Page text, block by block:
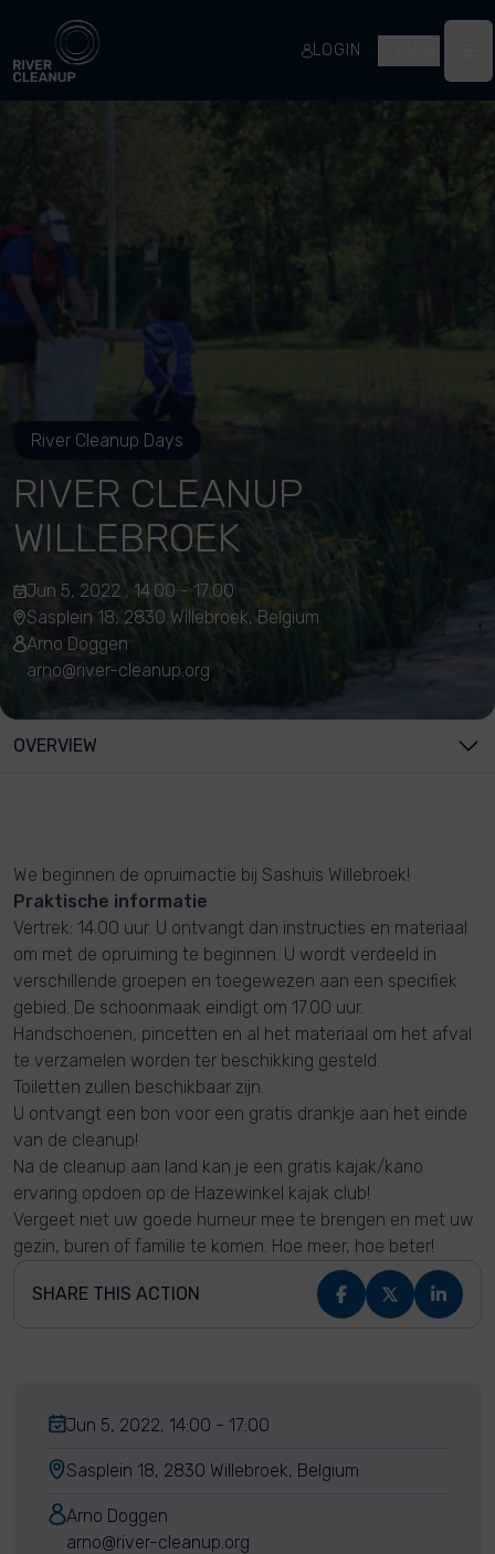
River Cleanup
LOGIN
River Cleanup Days
RIVER CLEANUP
WILLEBROEK
Jun 5, 2022 , 14:00 - 17:00
Sasplein 18, 2830 Willebroek, Belgium
Arno Doggen
arno@river-cleanup.org
OVERVIEW
We beginnen de opruimactie bij Sashuis Willebroek!
Praktische informatie
Vertrek: 14.00 uur. U ontvangt dan instructies en materiaal
om met de opruiming te beginnen. U wordt verdeeld in
verschillende groepen en toegewezen aan een specifiek
gebied. De schoonmaak eindigt om 17.00 uur.
Handschoenen, pincetten en al het materiaal om het afval
te verzamelen worden ter beschikking gesteld.
Toiletten zullen beschikbaar zijn.
U ontvangt een bon voor een gratis drankje aan het einde
van de cleanup!
Na de cleanup aan land kan je een gratis kajak/kano
ervaring opdoen op de Hazewinkel kajak club!
Vergeet niet uw goede humeur mee te brengen en met uw
gezin, buren of familie te komen. Hoe meer, hoe beter!
SHARE THIS ACTION
Jun 5, 2022, 14:00 - 17:00
Sasplein 18, 2830 Willebroek, Belgium
Arno Doggen
arno@river-cleanup.org